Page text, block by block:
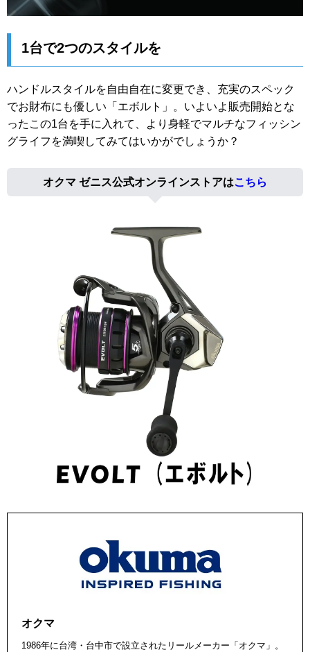
1台で2つのスタイルを
ハンドルスタイルを自由自在に変更でき、充実のスペック
でお財布にも優しい「エボルト」。いよいよ販売開始とな
ったこの1台を手に入れて、より身軽でマルチなフィッシン
グライフを満喫してみてはいかがでしょうか？
オクマ ゼニス公式オンラインストアはこちら
オクマ
1986年に台湾・台中市で設立されたリールメーカー「オクマ」。